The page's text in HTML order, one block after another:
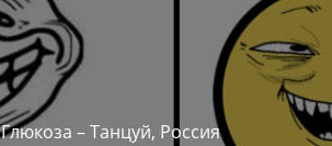
Глюкоза – Танцуй, Россия